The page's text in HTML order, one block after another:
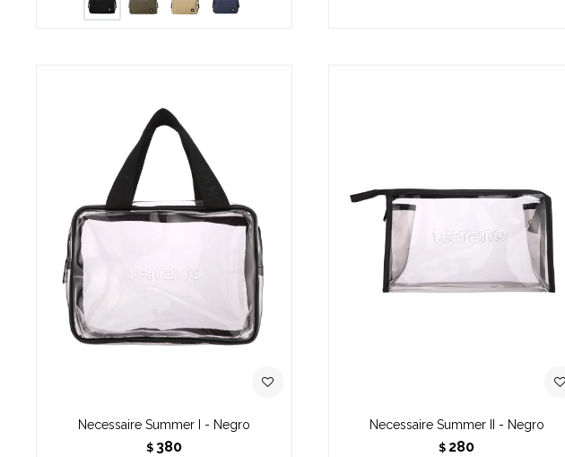
Necessaire Summer I - Negro
$ 380
Necessaire Summer II - Negro
$ 280